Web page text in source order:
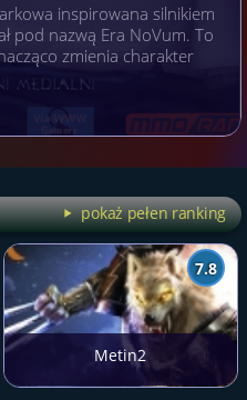
inspirowana silnikiem
pod nazwą Era NoVum. To
zmienia charakter
pokaż pełen ranking
7.8
Metin2